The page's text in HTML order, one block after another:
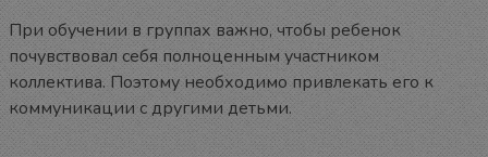
При обучении в группах важно, чтобы ребенок
почувствовал себя полноценным участником
коллектива. Поэтому необходимо привлекать его к
коммуникации с другими детьми.